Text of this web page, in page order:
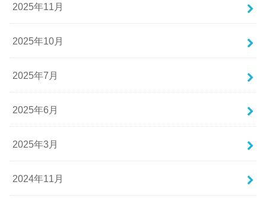
2025年11月
2025年10月
2025年7月
2025年6月
2025年3月
2024年11月